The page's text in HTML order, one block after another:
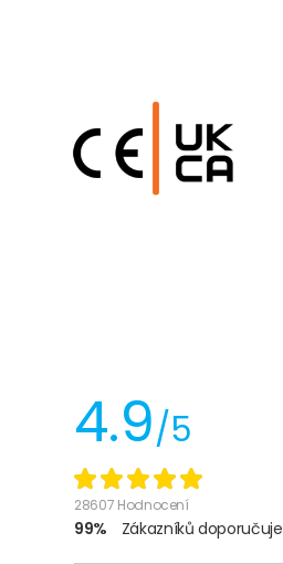
4.9/5
28607 Hodnocení
99% Zákazníků doporučuje